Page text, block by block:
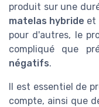
produit sur une
matelas hybride et
pour d'autres, le
compliqué que
négatifs.
Il est essentiel de
compte, ainsi que